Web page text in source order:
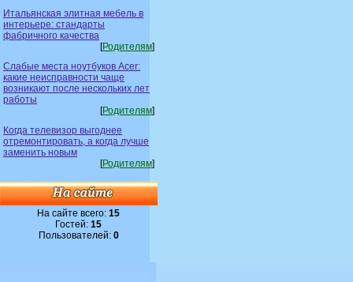
Итальянская элитная мебель в
интерьере: стандарты
фабричного качества
[Родителям]
Слабые места ноутбуков Acer:
какие неисправности чаще
возникают после нескольких лет
работы
[Родителям]
Когда телевизор выгоднее
отремонтировать, а когда лучше
заменить новым
[Родителям]
На сайте всего:15
Гостей:15
Пользователей: 0